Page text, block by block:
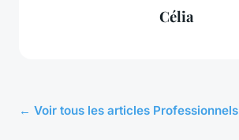
Célia
← Voir tous les articles Professionnels